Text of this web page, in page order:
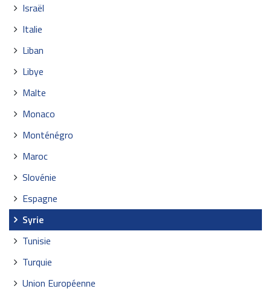
Israël
Italie
Liban
Libye
Malte
Monaco
Monténégro
Maroc
Slovénie
Espagne
Syrie
Tunisie
Turquie
Union Européenne